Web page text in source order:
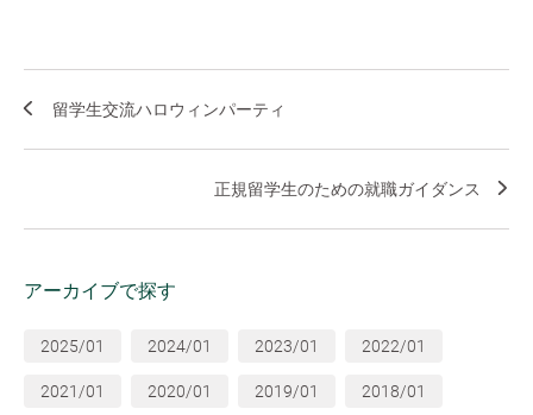
留学生交流ハロウィンパーティ
正規留学生のための就職ガイダンス
アーカイブで探す
2025/01 2024/01 2023/01 2022/01
2021/01 2020/01 2019/01 2018/01